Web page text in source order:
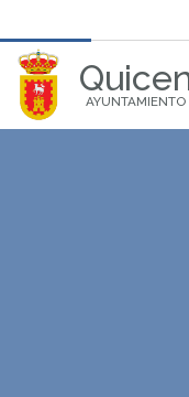
AYUNTAMIENTO